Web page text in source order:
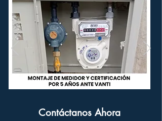
Contáctanos Ahora